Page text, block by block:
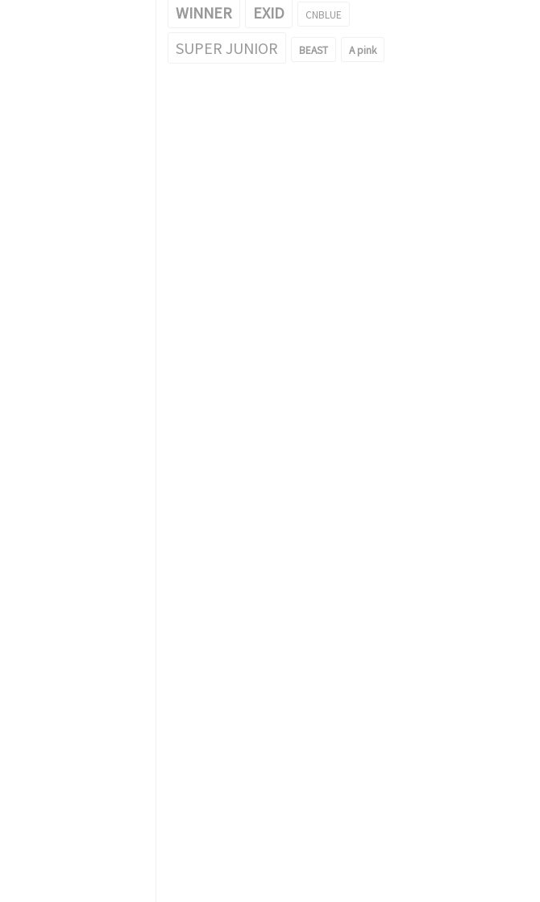
WINNER
EXID CNBLUE
SUPER JUNIOR BEAST A pink